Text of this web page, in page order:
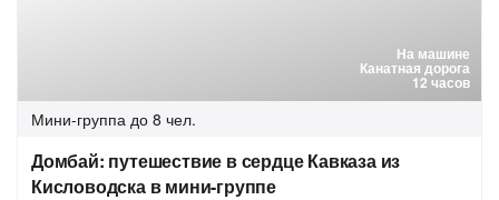
На машине
Канатная дорога
12 часов
Мини-группа до 8 чел.
Домбай: путешествие в сердце Кавказа из
Кисловодска в мини-группе